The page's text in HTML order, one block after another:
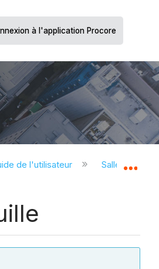
à l'application Procore
de l'utilisateur Salle des